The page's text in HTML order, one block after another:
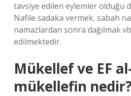
tavsiye edilen eylemler olduğu
Nafile sadaka vermek, sabah
namazlardan sonra dağılmak
edilmektedir.
Mükellef ve EF
mükellefin